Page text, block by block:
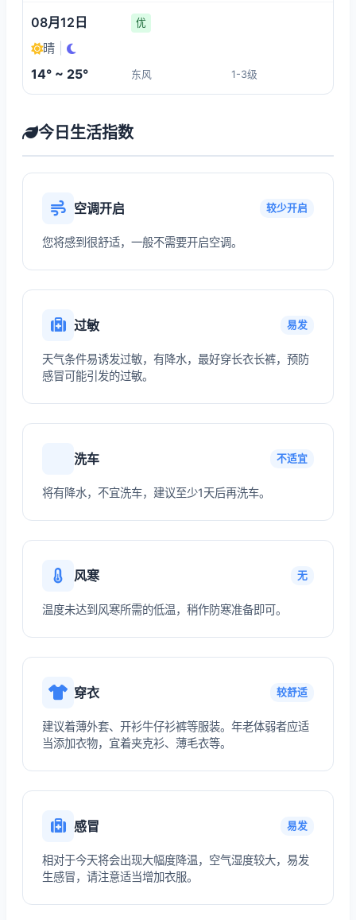
08月12日 优
晴
14° ~ 25° 东风 1-3级
今日生活指数
空调开启 较少开启
您将感到很舒适，一般不需要开启空调。
过敏 易发
天气条件易诱发过敏，有降水，最好穿长衣长裤，预防
感冒可能引发的过敏。
洗车 不适宜
将有降水，不宜洗车，建议至少1天后再洗车。
风寒 无
温度未达到风寒所需的低温，稍作防寒准备即可。
穿衣 较舒适
建议着薄外套、开衫牛仔衫裤等服装。年老体弱者应适
当添加衣物，宜着夹克衫、薄毛衣等。
感冒 易发
相对于今天将会出现大幅度降温，空气湿度较大，易发
生感冒，请注意适当增加衣服。